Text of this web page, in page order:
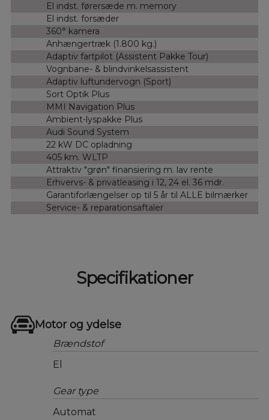
El indst. førersæde m. memory
El indst. forsæder
360° kamera
Anhængertræk (1.800 kg.)
Adaptiv fartpilot (Assistent Pakke Tour)
Vognbane- & blindvinkelsassistent
Adaptiv luftundervogn (Sport)
Sort Optik Plus
MMI Navigation Plus
Ambient-lyspakke Plus
Audi Sound System
22 kW DC opladning
405 km. WLTP
Attraktiv "grøn" finansiering m. lav rente
Erhvervs- & privatleasing i 12, 24 el. 36 mdr.
Garantiforlængelser op til 5 år til ALLE bilmærker
Service- & reparationsaftaler
Specifikationer
Motor og ydelse
Brændstof
El
Gear type
Automat